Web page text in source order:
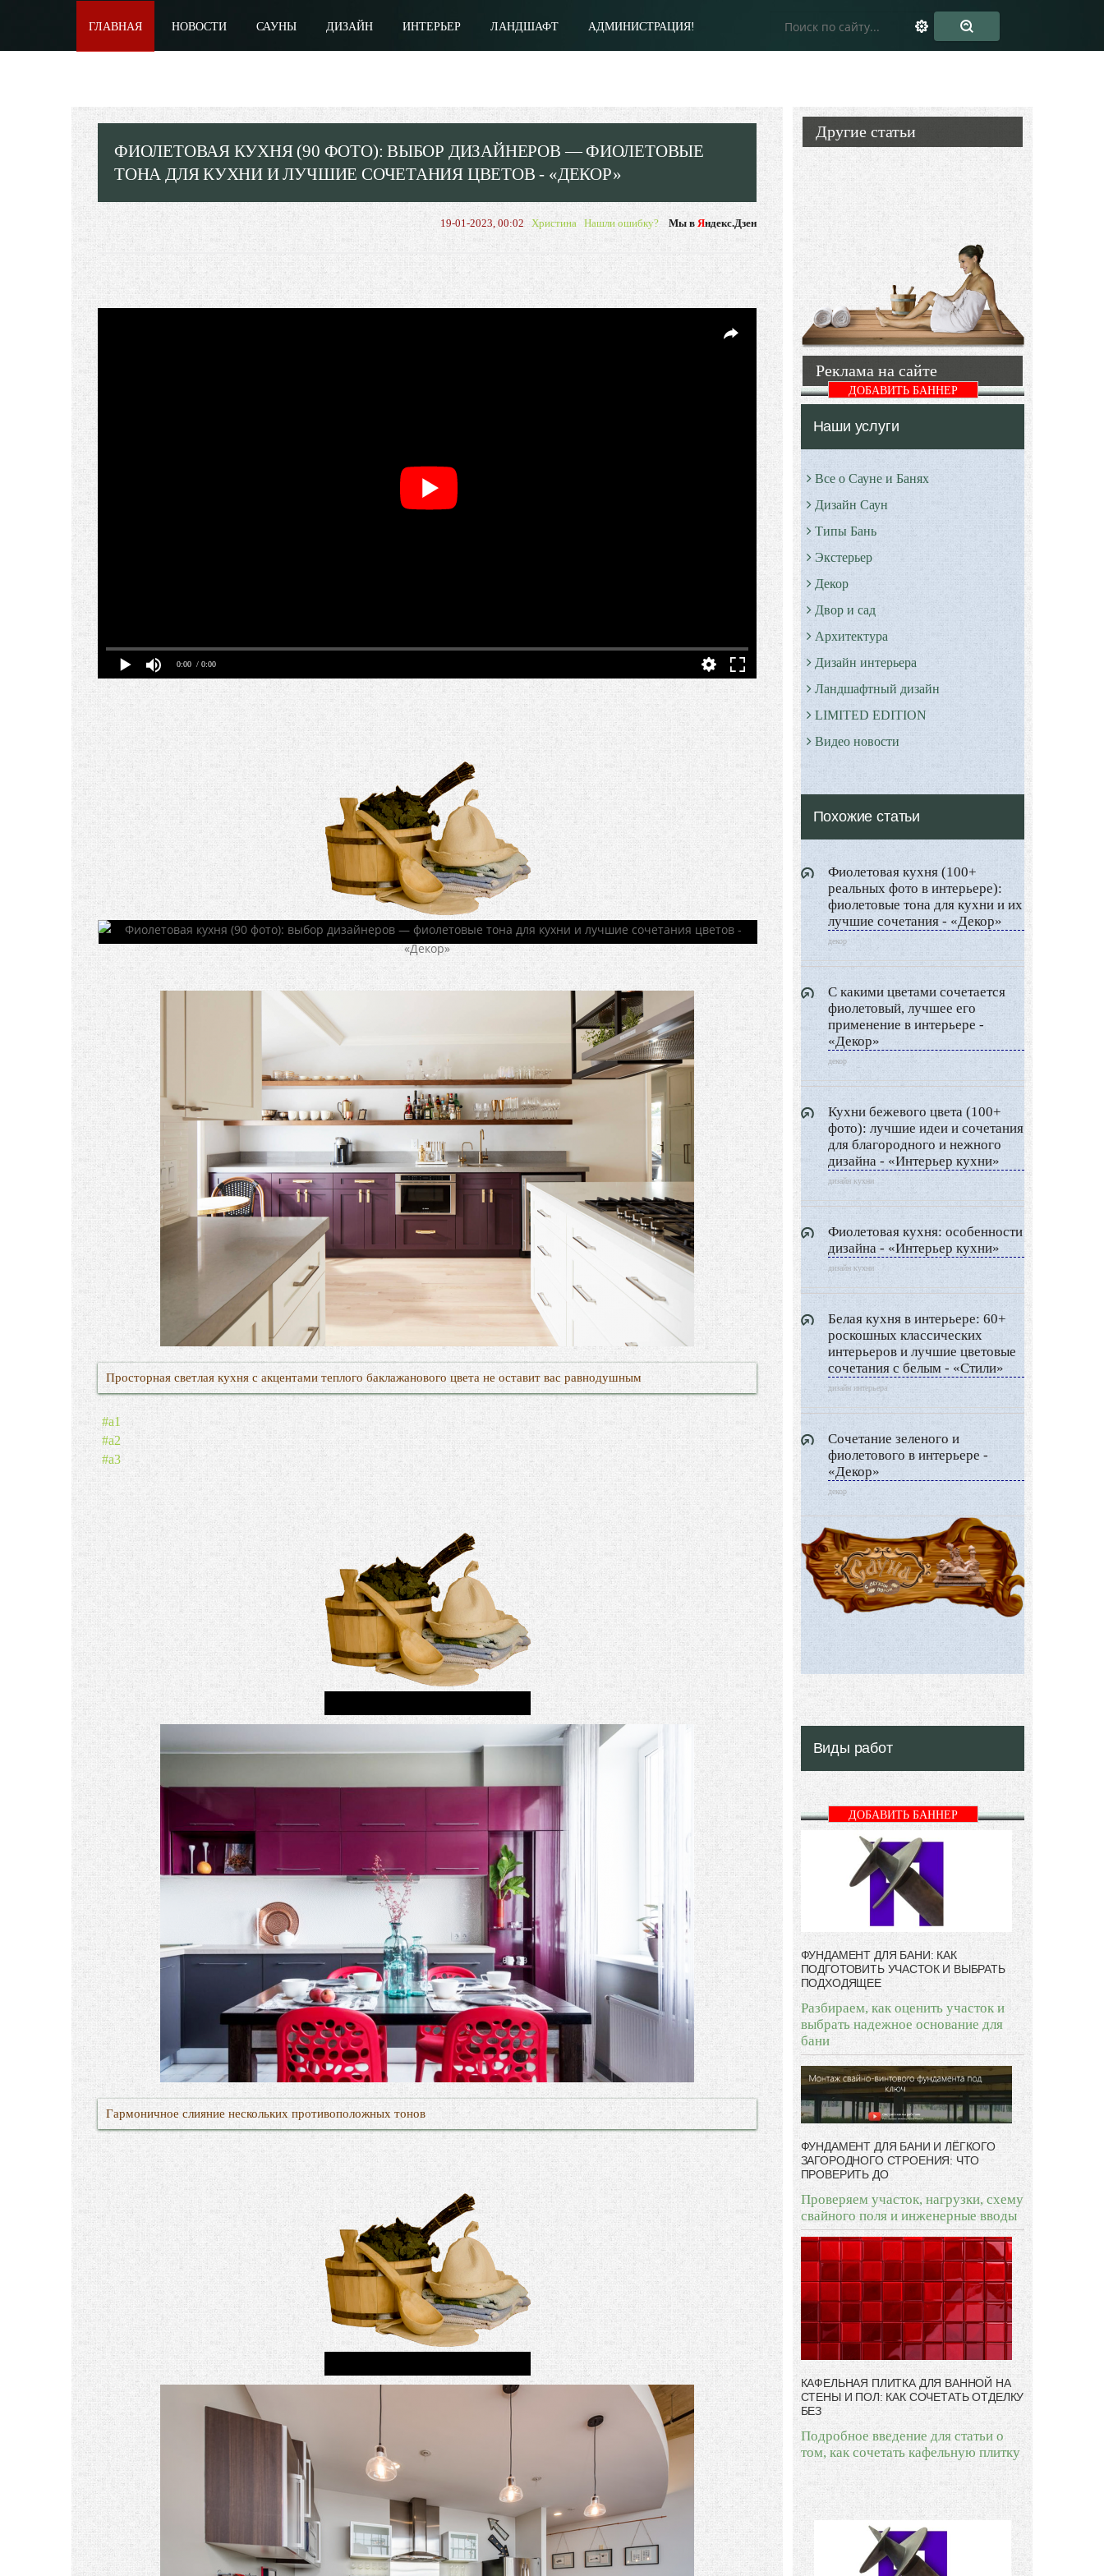
ГЛАВНАЯ НОВОСТИ САУНЫ ДИЗАЙН ИНТЕРЬЕР ЛАНДШАФТ АДМИНИСТРАЦИЯ!
ФИОЛЕТОВАЯ КУХНЯ (90 ФОТО): ВЫБОР ДИЗАЙНЕРОВ — ФИОЛЕТОВЫЕ
ТОНА ДЛЯ КУХНИ И ЛУЧШИЕ СОЧЕТАНИЯ ЦВЕТОВ - «ДЕКОР»
19-01-2023, 00:02Христина Нашли ошибку? Мы в Яндекс.Дзен
0:00 / 0:00
Просторная светлая кухня с акцентами теплого баклажанового цвета не оставит вас равнодушным
#a1
#a2
#a3
Гармоничное слияние нескольких противоположных тонов
Другие статьи
Реклама на сайте
ДОБАВИТЬ БАННЕР
Наши услуги
Все о Сауне и Банях
Дизайн Саун
Типы Бань
Экстерьер
Декор
Двор и сад
Архитектура
Дизайн интерьера
Ландшафтный дизайн
LIMITED EDITION
Видео новости
Другие услуги
Похожие статьи
Фиолетовая кухня (100+
реальных фото в интерьере):
фиолетовые тона для кухни и их
лучшие сочетания - «Декор»
декор
С какими цветами сочетается
фиолетовый, лучшее его
применение в интерьере -
«Декор»
декор
Кухни бежевого цвета (100+
фото): лучшие идеи и сочетания
для благородного и нежного
дизайна - «Интерьер кухни»
дизайн кухни
Фиолетовая кухня: особенности
дизайна - «Интерьер кухни»
дизайн кухни
Белая кухня в интерьере: 60+
роскошных классических
интерьеров и лучшие цветовые
сочетания с белым - «Стили»
дизайн интерьера
Сочетание зеленого и
фиолетового в интерьере -
«Декор»
декор
Виды работ
ДОБАВИТЬ БАННЕР
ФУНДАМЕНТ ДЛЯ БАНИ: КАК
ПОДГОТОВИТЬ УЧАСТОК И ВЫБРАТЬ
ПОДХОДЯЩЕЕ
Разбираем, как оценить участок и
выбрать надежное основание для
бани
ФУНДАМЕНТ ДЛЯ БАНИ И ЛЁГКОГО
ЗАГОРОДНОГО СТРОЕНИЯ: ЧТО
ПРОВЕРИТЬ ДО
Проверяем участок, нагрузки, схему
свайного поля и инженерные вводы
КАФЕЛЬНАЯ ПЛИТКА ДЛЯ ВАННОЙ НА
СТЕНЫ И ПОЛ: КАК СОЧЕТАТЬ ОТДЕЛКУ
БЕЗ
Подробное введение для статьи о
том, как сочетать кафельную плитку